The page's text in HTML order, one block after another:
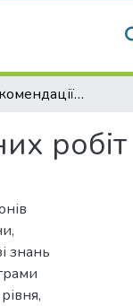
Методичні рекомендації до виконання кваліфікаційних робіт
робіт
знань